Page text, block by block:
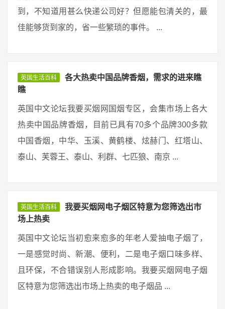
到，不知道用甚么快递公司好？但愿能包清关的，最
佳能够货到家的，省一些繁琐的事件。 ...
英国生活百科
各大热卖中国品牌香烟，需求的进来瞧
瞧
英国中文论坛我要买烟网国烟专区，会集市场上各大
热卖中国品牌香烟，目前已具有70多个品牌300多款
中国香烟，中华、玉溪、黄鹤楼、炫赫门、红塔山、
泰山、芙蓉王、泰山、利群、七匹狼、南京 ...
英国生活百科
我要买烟网电子烟区特意为您筛选出市
场上热卖
英国中文论坛当初愈来愈多的年老人爱抽电子烟了，
一是感觉时尚、新潮、便利，二是电子烟口味多样、
且环保，不合错误别人形成影响。我要买烟网电子烟
区特意为您筛选出市场上热卖的电子烟品 ...